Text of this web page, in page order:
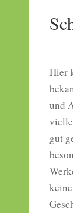
Hier
und
gut